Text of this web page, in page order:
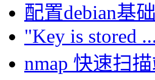
配置debian基
"Key is stored
nmap 快速扫